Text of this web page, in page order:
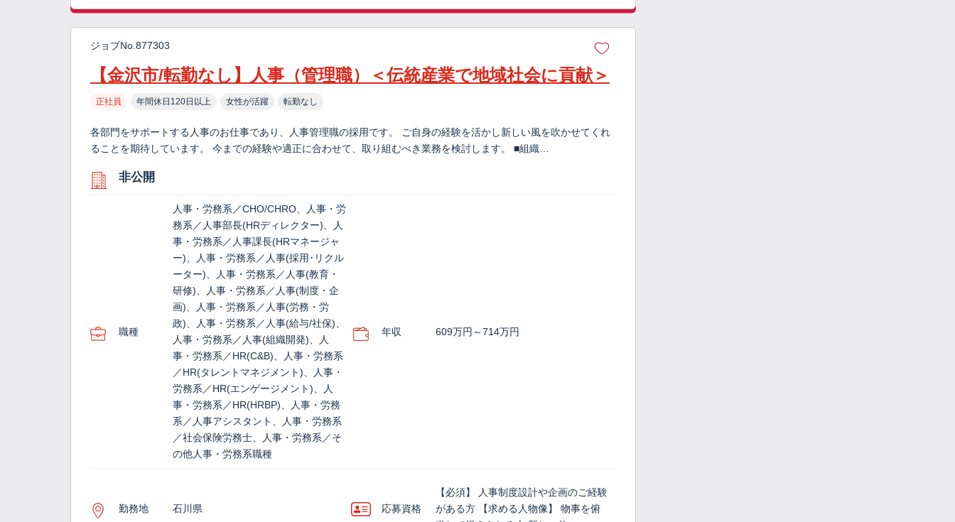
ジョブNo.877303
【金沢市/転勤なし】人事（管理職）＜伝統産業で地域社会に貢献＞
正社員 年間休日120日以上 女性が活躍 転勤なし
各部門をサポートする人事のお仕事であり、人事管理職の採用です。 ご自身の経験を活かし新しい風を吹かせてくれ
ることを期待しています。 今までの経験や適正に合わせて、取り組むべき業務を検討します。 ■組織…
非公開
職種
人事・労務系／CHO/CHRO、人事・労
務系／人事部長(HRディレクター)、人
事・労務系／人事課長(HRマネージャ
ー)、人事・労務系／人事(採用･リクル
ーター)、人事・労務系／人事(教育・
研修)、人事・労務系／人事(制度・企
画)、人事・労務系／人事(労務・労
政)、人事・労務系／人事(給与/社保)、
人事・労務系／人事(組織開発)、人
事・労務系／HR(C&B)、人事・労務系
／HR(タレントマネジメント)、人事・
労務系／HR(エンゲージメント)、人
事・労務系／HR(HRBP)、人事・労務
系／人事アシスタント、人事・労務系
／社会保険労務士、人事・労務系／そ
の他人事・労務系職種
年収 609万円～714万円
勤務地 石川県 応募資格
【必須】 人事制度設計や企画のご経験
がある方 【求める人物像】 物事を俯